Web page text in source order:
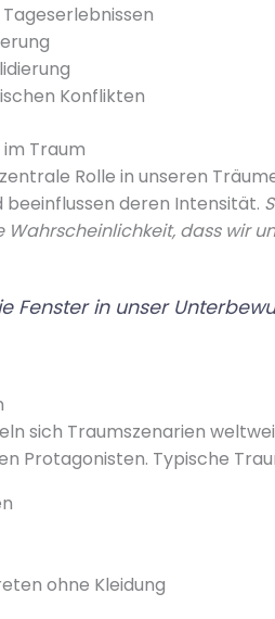
Konflikten
Traum
Rolle in unseren
deren Intensität.
dass wir
Fenster in unser
sich Traumszenarien
Protagonisten. Typische
ohne Kleidung